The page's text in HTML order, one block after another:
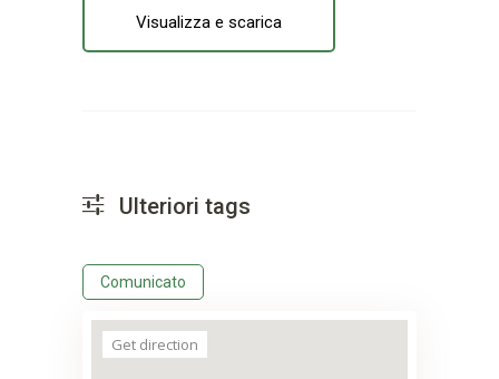
Visualizza e scarica
Ulteriori tags
Comunicato
Get direction